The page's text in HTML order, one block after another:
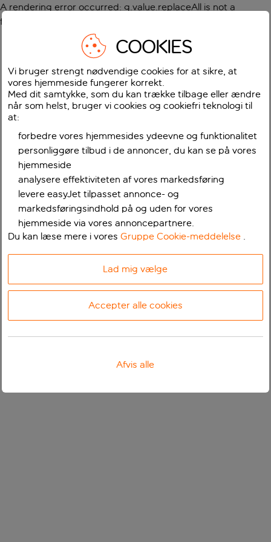
A rendering error occurred: g.value.replaceAll is not a
function
COOKIES
Vi bruger strengt nødvendige cookies for at sikre, at
vores hjemmeside fungerer korrekt.
Med dit samtykke, som du kan trække tilbage eller ændre
når som helst, bruger vi cookies og cookiefri teknologi til
at:
forbedre vores hjemmesides ydeevne og funktionalitet
personliggøre tilbud i de annoncer, du kan se på vores
hjemmeside
analysere effektiviteten af vores markedsføring
levere easyJet tilpasset annonce- og
markedsføringsindhold på og uden for vores
hjemmeside via vores annoncepartnere.
Du kan læse mere i voresGruppe Cookie-meddelelse .
Lad mig vælge
Accepter alle cookies
Afvis alle